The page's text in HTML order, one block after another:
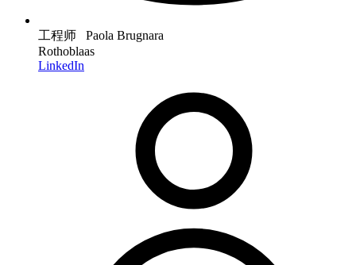
工程师 Paola Brugnara
Rothoblaas
LinkedIn